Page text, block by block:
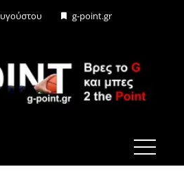
g-point.gr